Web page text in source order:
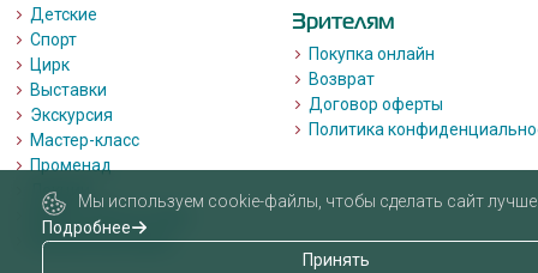
Детские
Спорт
Цирк
Выставки
Экскурсия
Мастер-класс
Променад
Лекции
Квизы, квесты, игры.
Пушкинская карта
Зрителям
Покупка онлайн
Возврат
Договор оферты
Политика
Мы используем cookie-файлы, чтобы сделать сайт лучше
Подробнее
Принять